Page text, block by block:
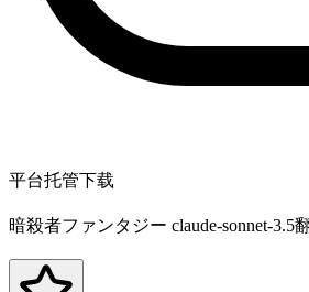
平台托管下载
暗殺者ファンタジー claude-sonnet-3.5